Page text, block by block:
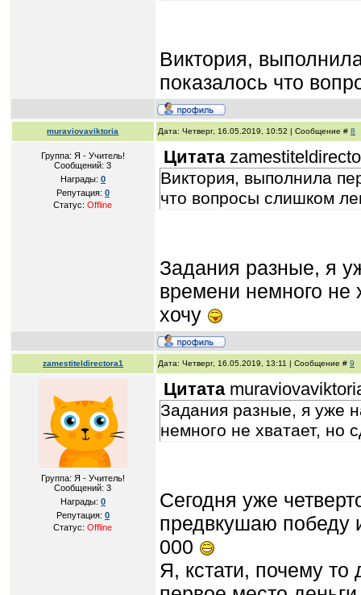
Виктория,
показалось что
muraviovaviktoria Дата: Четверг, 16.05.2019, 10:52 | Сообщение # 8
Группа: Я - Учитель!
Сообщений:3
Награды: 0
Репутация: 0
Статус:Offline
Цитата
Виктория, выполнила
что вопросы слишком
Задания разные, я
времени немного не
хочу
zamestiteldirectora1 Дата: Четверг, 16.05.2019, 13:11 | Сообщение # 9
Группа: Я - Учитель!
Сообщений:3
Награды: 0
Репутация: 0
Статус:Offline
Цитата
Задания разные, я уже
немного не хватает, но
Сегодня уже
предвкушаю победу
000
Я, кстати, почему то